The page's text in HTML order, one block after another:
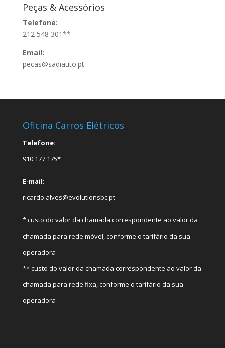
Peças & Acessórios
Telefone:
212 548 301**
Email:
pecas@sadiauto.pt
Oficina Carros Elétricos
Telefone:
910 177 175*
E-mail:
ricardo.alves@evolutionsbc.pt
* custo do valor da chamada correspondente ao valor da
chamada para rede móvel, conforme o tarifário da sua
operadora
** custo do valor da chamada correspondente ao valor da
chamada para rede fixa, conforme o tarifário da sua
operadora